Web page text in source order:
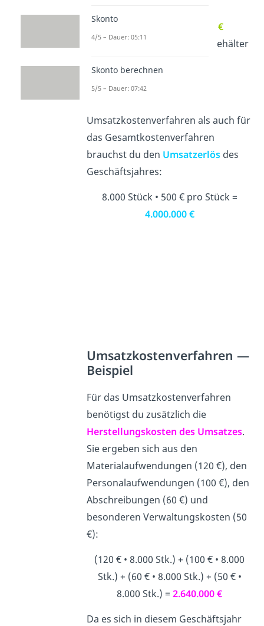
400.000 €
davon 200.000 € für Gehälter
Umsatzkostenverfahren als auch für
das Gesamtkostenverfahren
brauchst du den Umsatzerlös des
Geschäftsjahres:
8.000 Stück • 500 € pro Stück =
4.000.000 €
Umsatzkostenverfahren —
Beispiel
Für das Umsatzkostenverfahren
benötigst du zusätzlich die
Herstellungskosten des Umsatzes.
Sie ergeben sich aus den
Materialaufwendungen (120 €), den
Personalaufwendungen (100 €), den
Abschreibungen (60 €) und
besonderen Verwaltungskosten (50
€):
(120 € • 8.000 Stk.) + (100 € • 8.000
Stk.) + (60 € • 8.000 Stk.) + (50 € •
8.000 Stk.) =2.640.000 €
Da es sich in diesem Geschäftsjahr
Skonto
4/5 – Dauer: 05:11
Skonto berechnen
5/5 – Dauer: 07:42